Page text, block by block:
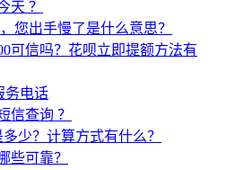
天 ？
您出手慢了是什么意思？
可信吗？花呗立即提额方法有
务电话
信查询 ？
少？计算方式有什么？
些可靠？